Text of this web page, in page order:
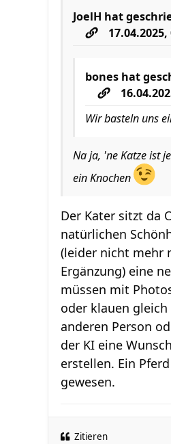
JoelH hat
17.04.2025,
bones hat
Wir basteln uns
Na ja, 'ne Katze ist
ein Knochen
Der Kater sitzt da
natürlichen
(leider nicht mehr
Ergänzung) eine
müssen mit
oder klauen
anderen Person
der KI eine
erstellen. Ein
gewesen.
Zitieren